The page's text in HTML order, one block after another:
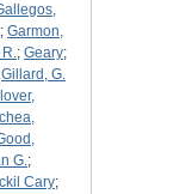
; Garmon,
; Geary;
Gillard, G.
G.;
Cary;